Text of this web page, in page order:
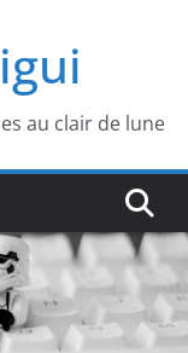
au clair de lune